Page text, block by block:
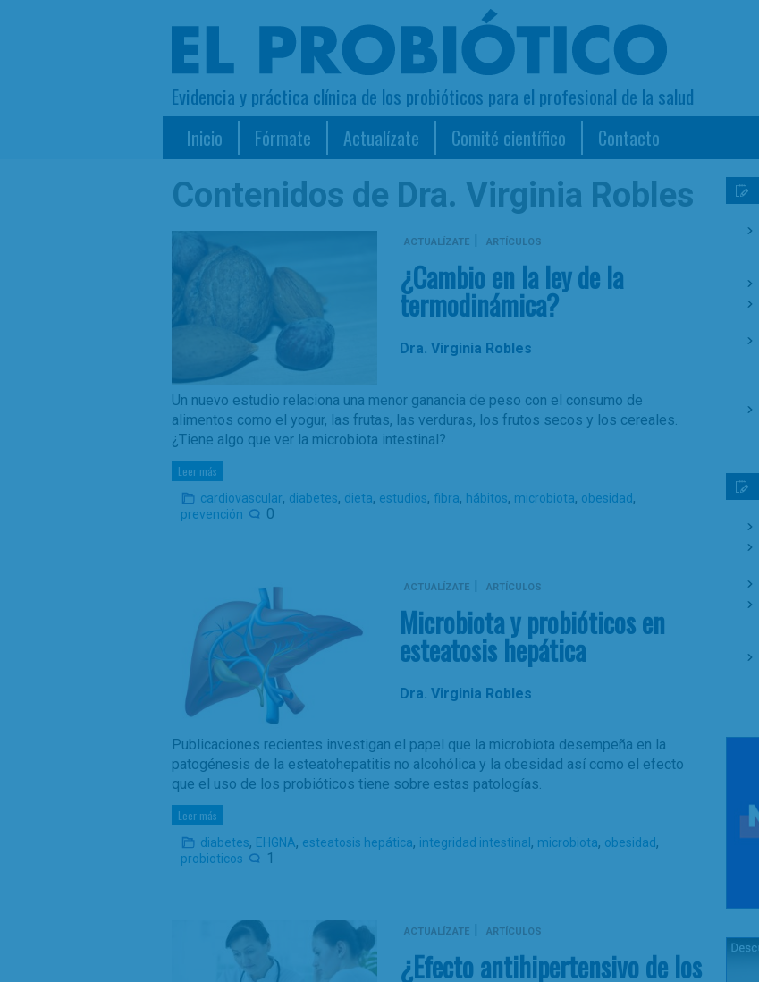
Evidencia y práctica clínica de los probióticos para el profesional de la salud
Inicio Fórmate Actualízate Comité científico Contacto
Contenidos de Dra. Virginia Robles
ACTUALÍZATE | ARTÍCULOS
¿Cambio en la ley de la
termodinámica?
Dra. Virginia Robles
Un nuevo estudio relaciona una menor ganancia de peso con el consumo de
alimentos como el yogur, las frutas, las verduras, los frutos secos y los cereales.
¿Tiene algo que ver la microbiota intestinal?
Leer más
cardiovascular, diabetes, dieta, estudios, fibra, hábitos, microbiota, obesidad,
prevención 0
ACTUALÍZATE | ARTÍCULOS
Microbiota y probióticos en
esteatosis hepática
Dra. Virginia Robles
Publicaciones recientes investigan el papel que la microbiota desempeña en la
patogénesis de la esteatohepatitis no alcohólica y la obesidad así como el efecto
que el uso de los probióticos tiene sobre estas patologías.
Leer más
diabetes, EHGNA, esteatosis hepática, integridad intestinal , microbiota, obesidad,
probioticos 1
ACTUALÍZATE | ARTÍCULOS
¿Efecto antihipertensivo de los